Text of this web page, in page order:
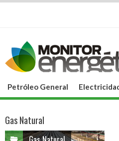
Petróleo General
Gas Natural